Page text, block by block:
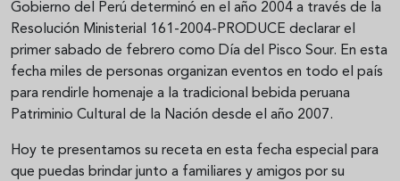
Gobierno del Perú determinó en el año 2004 a través de la
Resolución Ministerial 161-2004-PRODUCE declarar el
primer sabado de febrero como Día del Pisco Sour. En esta
fecha miles de personas organizan eventos en todo el país
para rendirle homenaje a la tradicional bebida peruana
Patriminio Cultural de la Nación desde el año 2007.
Hoy te presentamos su receta en esta fecha especial para
que puedas brindar junto a familiares y amigos por su